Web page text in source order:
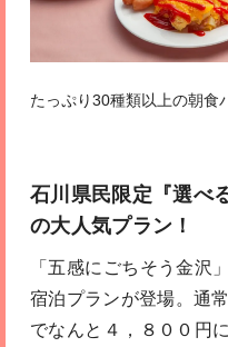
たっぷり30種類以上の朝食
石川県民限定『選べ
の大人気プラン！
「五感にごちそう金沢
宿泊プランが登場。通
でなんと４，８００円